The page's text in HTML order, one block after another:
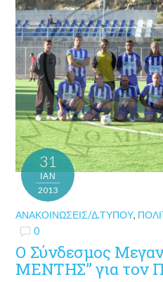
31
ΙΑΝ
2013
ΑΝΑΚΟΙΝΏΣΕΙΣ/Δ.ΤΎΠΟΥ,
0
Ο Σύνδεσμος
ΜΕΝΤΗΣ” για τον